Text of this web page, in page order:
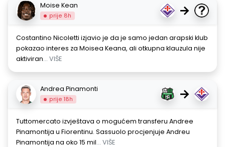
Moise Kean
prije 8h →
Costantino Nicoletti izjavio je da je samo jedan arapski klub
pokazao interes za Moisea Keana, ali otkupna klauzula nije
aktiviran... VIŠE
Andrea Pinamonti
prije 18h →
Tuttomercato izvještava o mogućem transferu Andree
Pinamontija u Fiorentinu. Sassuolo procjenjuje Andreu
Pinamontija na oko 15 mil... VIŠE